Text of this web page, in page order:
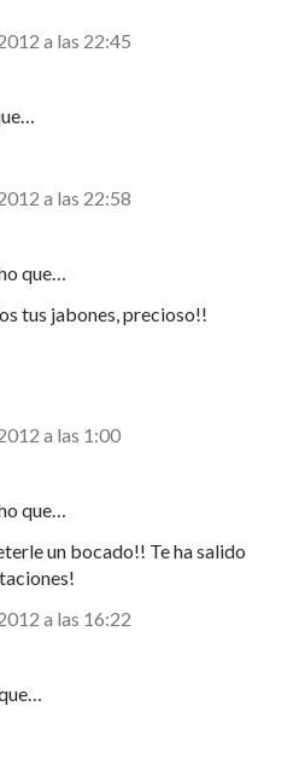
a las 22:45
a las 22:58
que…
tus jabones, precioso!!
a las 1:00
que…
un bocado!! Te ha salido
a las 16:22